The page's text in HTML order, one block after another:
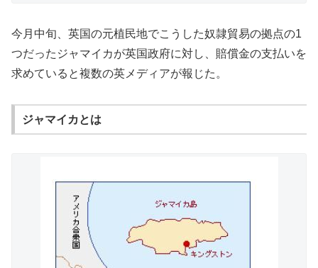
今月中旬、英国の元植民地でこうした奴隷貿易の拠点の1
つだったジャマイカが英国政府に対し、賠償金の支払いを
求めていると複数の英メディアが報じた。
ジャマイカとは